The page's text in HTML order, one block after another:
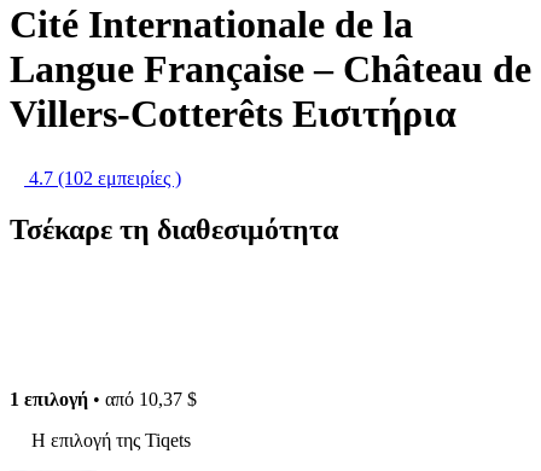
Cité Internationale de la
Langue Française – Château de
Villers-Cotterêts Εισιτήρια
4.7 (102 εμπειρίες )
Τσέκαρε τη διαθεσιμότητα
1 επιλογή • από 10,37 $
Η επιλογή της Tiqets